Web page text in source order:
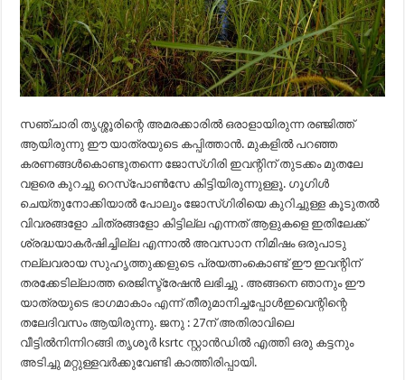
സഞ്ചാരി തൃശ്ശൂരിന്റെ അമരക്കാരിൽ ഒരാളായിരുന്ന രഞ്ജിത്ത്
ആയിരുന്നു ഈ യാത്രയുടെ കപ്പിത്താൻ. മുകളിൽ പറഞ്ഞ
കരണങ്ങൾകൊണ്ടുതന്നെ ജോസ്‌ഗിരി ഇവന്റിന് തുടക്കം മുതലേ
വളരെ കുറച്ചു റെസ്പോൺസേ കിട്ടിയിരുന്നുള്ളൂ. ഗൂഗിൾ
ചെയ്തുനോക്കിയാൽ പോലും ജോസ്‌ഗിരിയെ കുറിച്ചുള്ള കൂടുതൽ
വിവരങ്ങളോ ചിത്രങ്ങളോ കിട്ടില്ല എന്നത് ആളുകളെ ഇതിലേക്ക്
ശ്രദ്ധയാകർഷിച്ചില്ല എന്നാൽ അവസാന നിമിഷം ഒരുപാടു
നല്ലവരായ സുഹൃത്തുക്കളുടെ പ്രയത്നംകൊണ്ട് ഈ ഇവന്റിന്
തരക്കേടില്ലാത്ത രെജിസ്ട്രേഷൻ ലഭിച്ചു . അങ്ങനെ ഞാനും ഈ
യാത്രയുടെ ഭാഗമാകാം എന്ന് തീരുമാനിച്ചപ്പോൾഇവെന്റിന്റെ
തലേദിവസം ആയിരുന്നു. ജനു : 27ന് അതിരാവിലെ
വീട്ടിൽനിന്നിറങ്ങി തൃശൂർ ksrtc സ്റ്റാൻഡിൽ എത്തി ഒരു കട്ടനും
അടിച്ചു മറ്റുള്ളവർക്കുവേണ്ടി കാത്തിരിപ്പായി.